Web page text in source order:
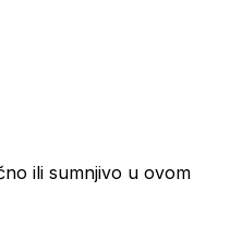
ili sumnjivo u ovom